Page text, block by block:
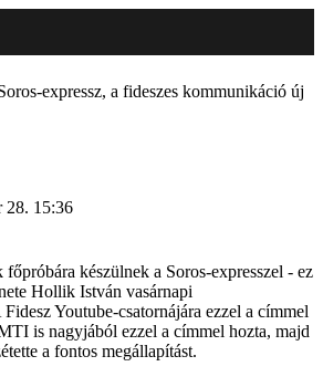
expressz, a fideszes kommunikáció új
28. 15:36
készülnek a Soros-expresszel - ez
Hollik István vasárnapi
Youtube-csatornájára ezzel a címmel
is nagyjából ezzel a címmel hozta, majd
a fontos megállapítást.